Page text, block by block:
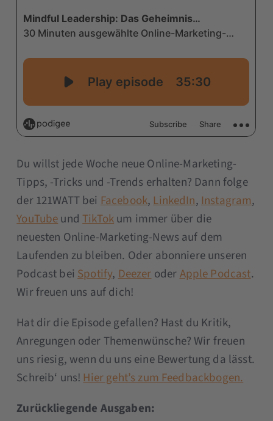
Du willst jede Woche neue Online-Marketing-
Tipps, -Tricks und -Trends erhalten? Dann folge
der 121WATT bei Facebook,LinkedIn,Instagram,
YouTubeundTikTokum immer über die
neuesten Online-Marketing-News auf dem
Laufenden zu bleiben. Oder abonniere unseren
Podcast beiSpotify,DeezeroderApple Podcast.
Wir freuen uns auf dich!
Hat dir die Episode gefallen? Hast du Kritik,
Anregungen oder Themenwünsche? Wir freuen
uns riesig, wenn du uns eine Bewertung da lässt.
Schreib‘ uns!Hier geht’s zum Feedbackbogen.
Zurückliegende Ausgaben: